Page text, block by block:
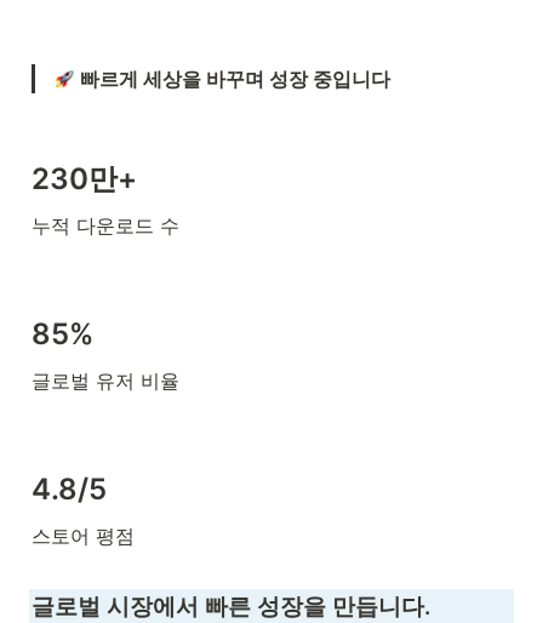
빠르게 세상을 바꾸며 성장 중입니다
230만+
누적 다운로드 수
85%
글로벌 유저 비율
4.8/5
스토어 평점
글로벌 시장에서 빠른 성장을 만듭니다.